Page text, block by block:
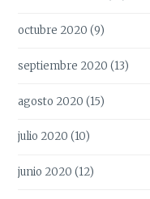
octubre 2020 (9)
septiembre 2020 (13)
agosto 2020 (15)
julio 2020 (10)
junio 2020 (12)